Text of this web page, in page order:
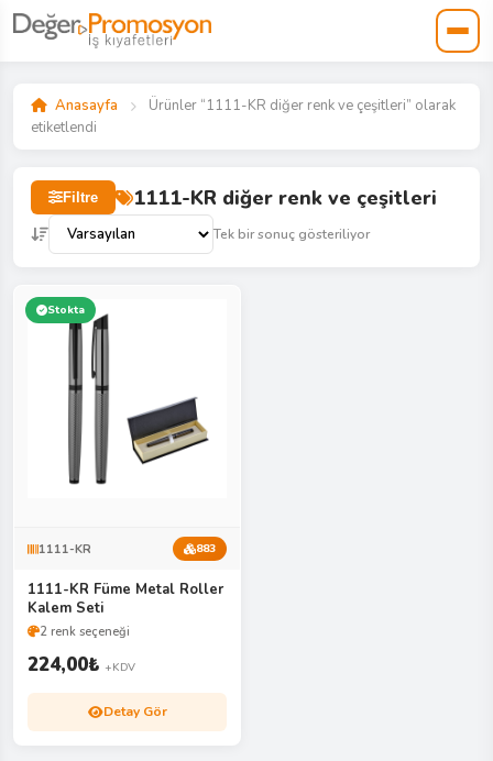
Anasayfa
Ürünler “1111-KR diğer renk ve çeşitleri” olarak
etiketlendi
Filtre 1111-KR diğer renk ve çeşitleri
Tek bir sonuç gösteriliyor
Stokta
1111-KR 883
1111-KR Füme Metal Roller
Kalem Seti
2 renk seçeneği
224,00₺ +KDV
Detay Gör